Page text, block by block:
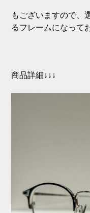
もございますので、
るフレームになって
商品詳細↓↓↓